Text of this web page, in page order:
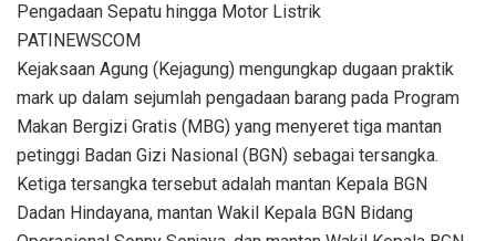
Pengadaan Sepatu hingga Motor Listrik
PATINEWSCOM
Kejaksaan Agung (Kejagung) mengungkap dugaan praktik
mark up dalam sejumlah pengadaan barang pada Program
Makan Bergizi Gratis (MBG) yang menyeret tiga mantan
petinggi Badan Gizi Nasional (BGN) sebagai tersangka.
Ketiga tersangka tersebut adalah mantan Kepala BGN
Dadan Hindayana, mantan Wakil Kepala BGN Bidang